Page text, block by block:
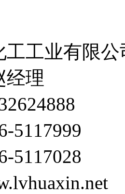
工工业有限公
经理
5117999
5117028